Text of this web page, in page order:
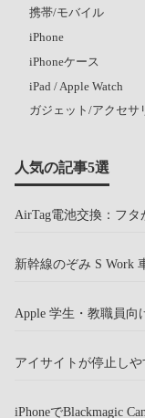
携帯/モバイル
iPhone
iPhoneケース
iPad / Apple Watch
ガジェット/アクセサ
人気の記事5選
AirTag電池交換：フタ
新幹線のぞみ S Work
Apple 学生・教職員向
アイサイトが停止し
iPhoneでBlackmagic